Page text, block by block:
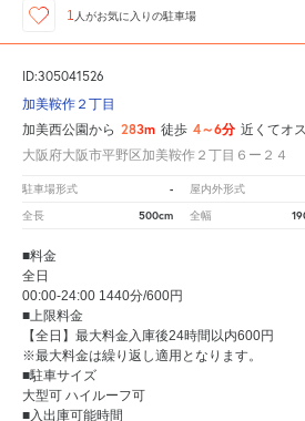
1 人がお気に入りの駐車場
ID:305041526
加美鞍作２丁目
加美西公園から 283m 徒歩 4～6分 近くてオ
大阪府大阪市平野区加美鞍作２丁目６ー２４
駐車場形式 - 屋内外形式
全長 500cm 全幅
■料金
全日
00:00-24:00 1440分/600円
■上限料金
【全日】最大料金入庫後24時間以内600円
※最大料金は繰り返し適用となります。
■駐車サイズ
大型可 ハイルーフ可
■入出庫可能時間